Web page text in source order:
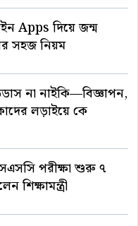
Apps দিয়ে জন্ম
সহজ নিয়ম
না নাইকি—বিজ্ঞাপন,
লড়াইয়ে কে
পরীক্ষা শুরু ৭
শিক্ষামন্ত্রী